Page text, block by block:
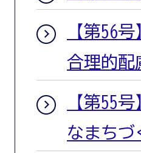
【第56
合理的配
【第55
なまちづ